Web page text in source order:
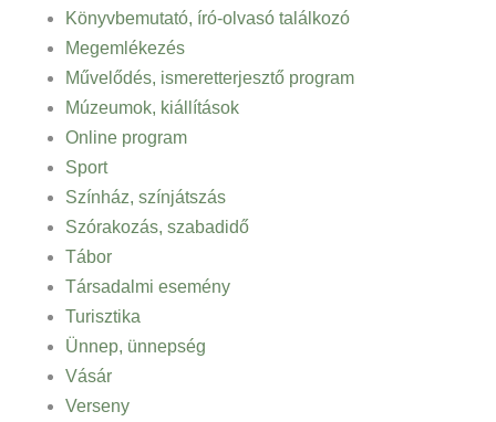
Könyvbemutató, író-olvasó találkozó
Megemlékezés
Művelődés, ismeretterjesztő program
Múzeumok, kiállítások
Online program
Sport
Színház, színjátszás
Szórakozás, szabadidő
Tábor
Társadalmi esemény
Turisztika
Ünnep, ünnepség
Vásár
Verseny